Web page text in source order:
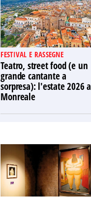
FESTIVAL E RASSEGNE
Teatro, street food (e un
grande cantante a
sorpresa): l'estate 2026 a
Monreale